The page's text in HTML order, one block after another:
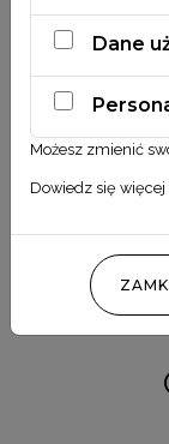
Zobacz
Dane
Możesz zmienić
Dowiedz się więcej